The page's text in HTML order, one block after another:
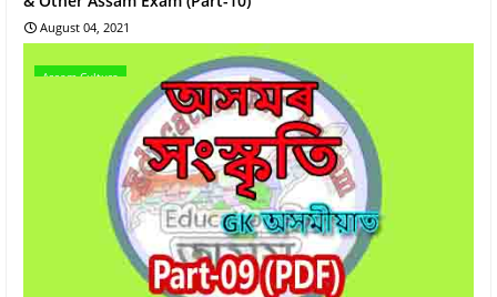
August 04, 2021
Assam Culture